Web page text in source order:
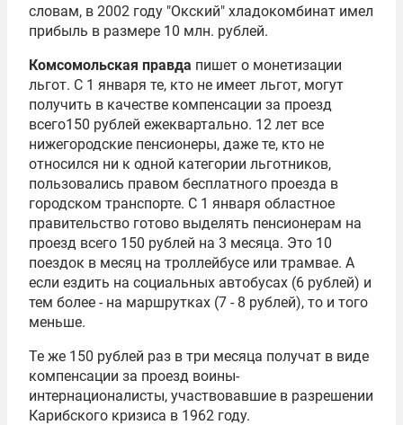
словам, в 2002 году "Окский" хладокомбинат имел
прибыль в размере 10 млн. рублей.
Комсомольская правда пишет о монетизации
льгот. С 1 января те, кто не имеет льгот, могут
получить в качестве компенсации за проезд
всего150 рублей ежеквартально. 12 лет все
нижегородские пенсионеры, даже те, кто не
относился ни к одной категории льготников,
пользовались правом бесплатного проезда в
городском транспорте. С 1 января областное
правительство готово выделять пенсионерам на
проезд всего 150 рублей на 3 месяца. Это 10
поездок в месяц на троллейбусе или трамвае. А
если ездить на социальных автобусах (6 рублей) и
тем более - на маршрутках (7 - 8 рублей), то и того
меньше.
Те же 150 рублей раз в три месяца получат в виде
компенсации за проезд воины-
интернационалисты, участвовавшие в разрешении
Карибского кризиса в 1962 году.